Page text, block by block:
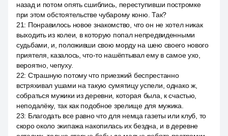
назад и потом опять сшиблись, переступивши постромке
при этом обстоятельстве чубарому коню. Так?
21: Понравилось новое знакомство, что он не хотел никак
выходить из колеи, в которую попал непредвиденными
судьбами, и, положивши свою морду на шею своего нового
приятеля, казалось, что-то нашёптывал ему в самое ухо,
вероятно, чепуху.
22: Страшную потому что приезжий беспрестанно
встряхивал ушами на такую сумятицу успели, однако ж,
собраться мужики из деревни, которая была, к счастью,
неподалёку, так как подобное зрелище для мужика.
23: Благодать все равно что для немца газеты или клуб, то
скоро около экипажа накопилась их бездна, и в деревне